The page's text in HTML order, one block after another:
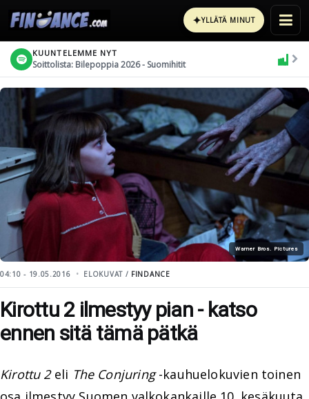
✦YLLÄTÄ MINUT
KUUNTELEMME NYT
Soittolista: Bilepoppia 2026 - Suomihitit
Warner Bros. Pictures
04:10 - 19.05.2016 ELOKUVAT / FINDANCE
Kirottu 2 ilmestyy pian - katso
ennen sitä tämä pätkä
Kirottu 2eli The Conjuring-kauhuelokuvien toinen